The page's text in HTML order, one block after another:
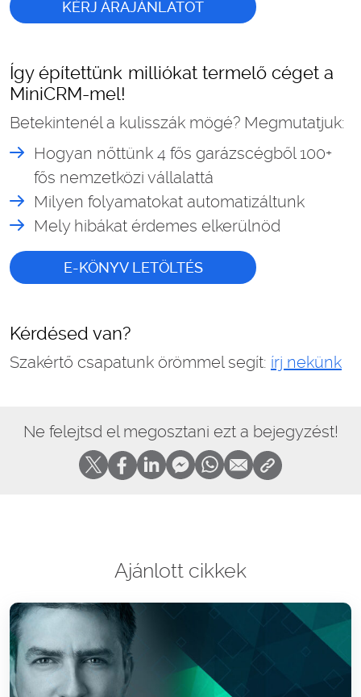
KÉRJ ÁRAJÁNLATOT
Így építettünk milliókat termelő céget a
MiniCRM-mel!
Betekintenél a kulisszák mögé? Megmutatjuk:
Hogyan nőttünk 4 fős garázscégből 100+
fős nemzetközi vállalattá
Milyen folyamatokat automatizáltunk
Mely hibákat érdemes elkerülnöd
E-KÖNYV LETÖLTÉS
Kérdésed van?
Szakértő csapatunk örömmel segít: írj nekünk
Ne felejtsd el megosztani ezt a bejegyzést!
Ajánlott cikkek